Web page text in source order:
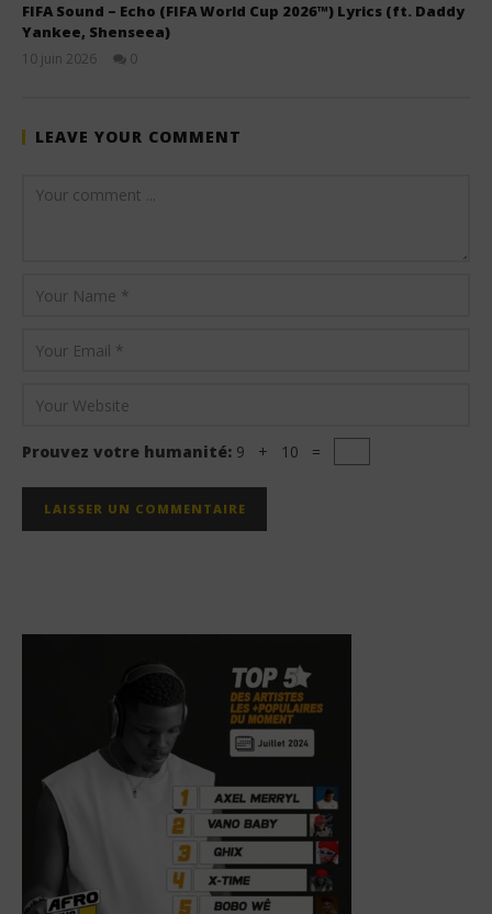
FIFA Sound – Echo (FIFA World Cup 2026™) Lyrics (ft. Daddy
Yankee, Shenseea)
10 juin 2026
0
LEAVE YOUR COMMENT
Prouvez votre humanité: 9 + 10 =